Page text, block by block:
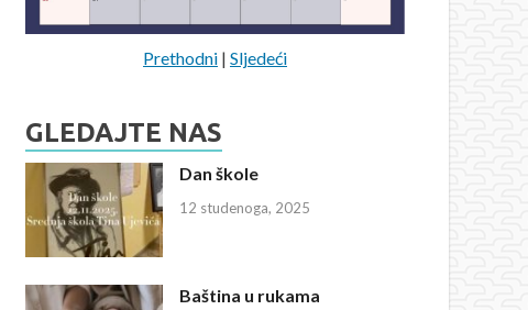
Prethodni |Sljedeći
GLEDAJTE NAS
Dan škole
12 studenoga, 2025
Baština u rukama